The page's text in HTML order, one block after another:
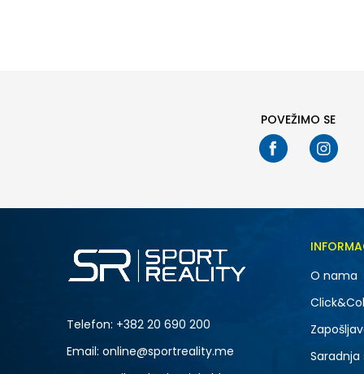
POVEŽIMO SE
Telefon: +382 20 690 200
Email: online@sportreality.me
O nama